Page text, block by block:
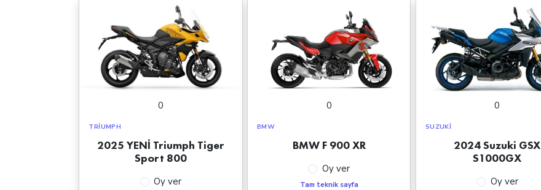
0
TRIUMPH
2025 YENİ Triumph Tiger
Sport 800
Oy ver
0
BMW
BMW F 900 XR
Oy ver
Tam teknik sayfa
0
SUZUKI
2024 Suzuki GSX
S1000GX
Oy ver